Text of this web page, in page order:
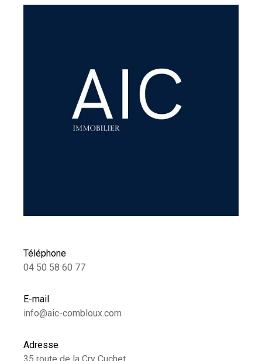
Téléphone
04 50 58 60 77
E-mail
info@aic-combloux.com
Adresse